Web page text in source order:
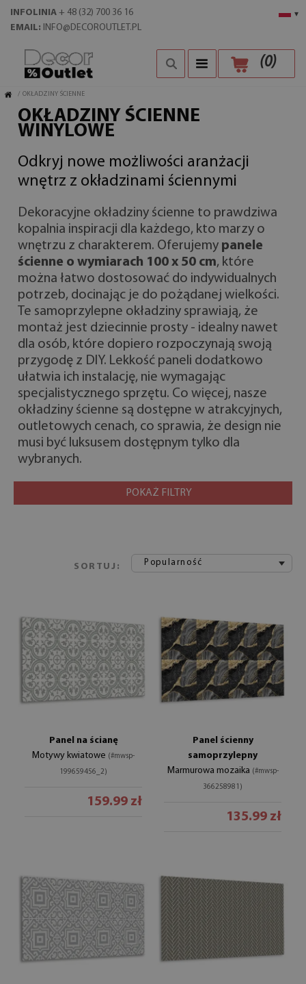
▾
INFOLINIA + 48 (32) 700 36 16
EMAIL: INFO@DECOROUTLET.PL
(0)
/ OKŁADZINY ŚCIENNE
OKŁADZINY ŚCIENNE
WINYLOWE
Odkryj nowe możliwości aranżacji
wnętrz z okładzinami ściennymi
Dekoracyjne okładziny ścienne to prawdziwa
kopalnia inspiracji dla każdego, kto marzy o
wnętrzu z charakterem. Oferujemy panele
ścienne o wymiarach 100 x 50 cm, które
można łatwo dostosować do indywidualnych
potrzeb, docinając je do pożądanej wielkości.
Te samoprzylepne okładziny sprawiają, że
montaż jest dziecinnie prosty - idealny nawet
dla osób, które dopiero rozpoczynają swoją
przygodę z DIY. Lekkość paneli dodatkowo
ułatwia ich instalację, nie wymagając
specjalistycznego sprzętu. Co więcej, nasze
okładziny ścienne są dostępne w atrakcyjnych,
outletowych cenach, co sprawia, że design nie
musi być luksusem dostępnym tylko dla
wybranych.
POKAŻ FILTRY
SORTUJ: Popularność
Panel na ścianę
Motywy kwiatowe (#mwsp-
199659456_2)
159.99 zł
Panel ścienny
samoprzylepny
Marmurowa mozaika (#mwsp-
366258981)
135.99 zł